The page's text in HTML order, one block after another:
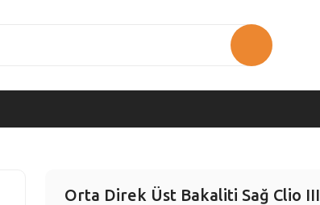
Orta Direk Üst Bakaliti Sağ Clio III